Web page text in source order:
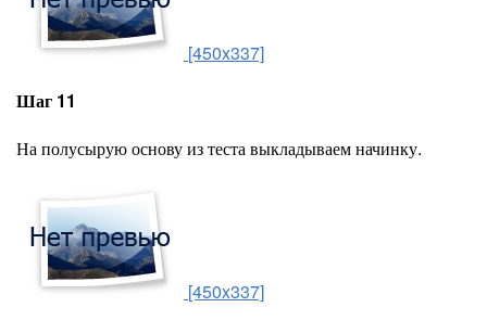
[450x337]
Шаг 11
На полусырую основу из теста выкладываем начинку.
[450x337]